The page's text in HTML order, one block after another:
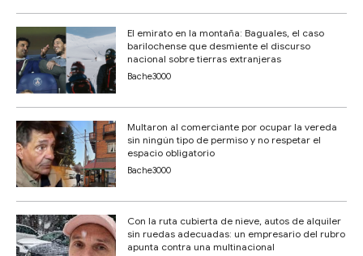
El emirato en la montaña: Baguales, el caso
barilochense que desmiente el discurso
nacional sobre tierras extranjeras
Bache3000
Multaron al comerciante por ocupar la vereda
sin ningún tipo de permiso y no respetar el
espacio obligatorio
Bache3000
Con la ruta cubierta de nieve, autos de alquiler
sin ruedas adecuadas: un empresario del rubro
apunta contra una multinacional